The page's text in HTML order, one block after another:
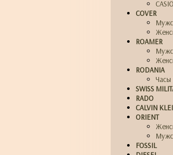
COVER
ROAMER
RODANIA
Часы
SWISS
RADO
CALVIN
ORIENT
FOSSIL